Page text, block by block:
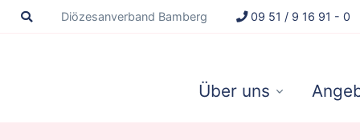
Diözesanverband Bamberg 09 51 / 9 16 91 - 0
Über uns